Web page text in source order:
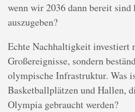
wenn wir 2036 dann bereit
auszugeben?
Echte Nachhaltigkeit investiert
Großereignisse, sondern
olympische Infrastruktur. Was
Basketballplätzen und Hallen,
Olympia gebraucht werden?